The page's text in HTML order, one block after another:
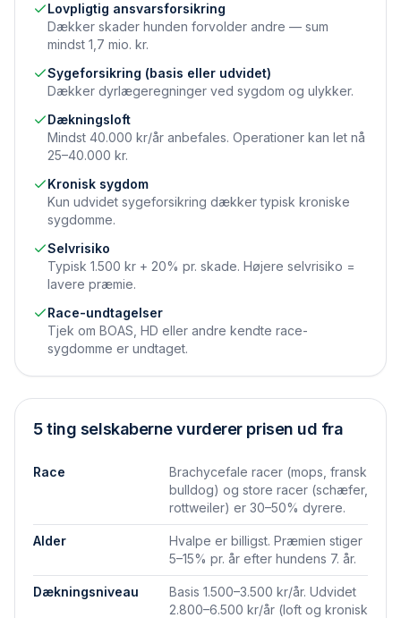
Lovpligtig ansvarsforsikring
Dækker skader hunden forvolder andre — sum
mindst 1,7 mio. kr.
Syge­forsikring (basis eller udvidet)
Dækker dyrlægeregninger ved sygdom og ulykker.
Dækningsloft
Mindst 40.000 kr/år anbefales. Operationer kan let nå
25–40.000 kr.
Kronisk sygdom
Kun udvidet syge­forsikring dækker typisk kroniske
sygdomme.
Selvrisiko
Typisk 1.500 kr + 20% pr. skade. Højere selvrisiko =
lavere præmie.
Race-undtagelser
Tjek om BOAS, HD eller andre kendte race-
sygdomme er undtaget.
5 ting selskaberne vurderer prisen ud fra
Race
Brachycefale racer (mops, fransk
bulldog) og store racer (schæfer,
rottweiler) er 30–50% dyrere.
Alder
Hvalpe er billigst. Præmien stiger
5–15% pr. år efter hundens 7. år.
Dækningsniveau
Basis 1.500–3.500 kr/år. Udvidet
2.800–6.500 kr/år (loft og kronisk